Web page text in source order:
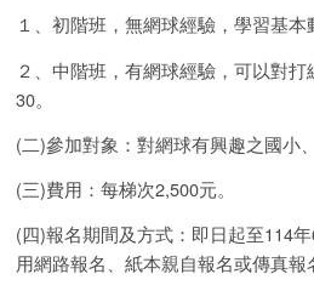
１、初階班，無網球經驗，學習基本
２、中階班，有網球經驗，可以對打
30。
(二)參加對象：對網球有興趣之國小
(三)費用：每梯次2,500元。
(四)報名期間及方式：即日起至114
用網路報名、紙本親自報名或傳真報